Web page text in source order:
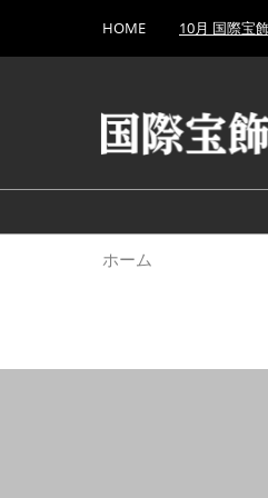
キ
し
て
to
HOME 10月 国際宝
ホーム